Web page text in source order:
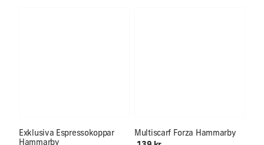
Exklusiva Espressokoppar
Hammarby
Multiscarf Forza Hammarby